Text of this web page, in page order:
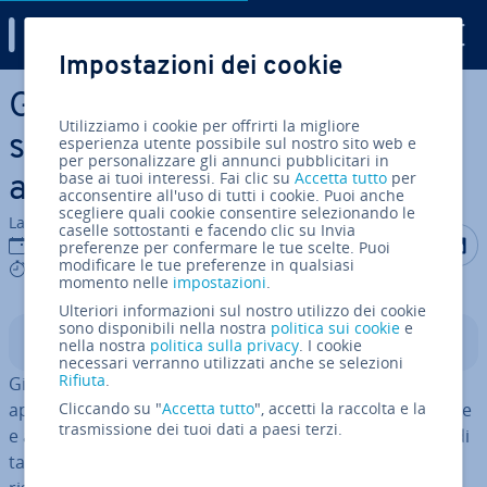
Vai al contenuto prin­ci­pa­le
GitOps: tutto ciò che c’è da
sapere sull’in­fra­strut­tu­ra IT
au­to­ma­tiz­za­ta
La redazione di IONOS
03 nov 2022
6 mins
Condividi
Indice
GitOps è un framework operativo che mediante un
approccio di­chia­ra­ti­vo permette di gestire in­fra­strut­tu­re
e ap­pli­ca­zio­ni e di con­trol­lar­le grazie a Git. Gli obiettivi di
tale metodo sono l’au­to­ma­zio­ne dei processi, il
Impostazioni dei cookie
Utilizziamo i cookie per offrirti la migliore
esperienza utente possibile sul nostro sito web e
per personalizzare gli annunci pubblicitari in
base ai tuoi interessi. Fai clic suAccetta tutto per
acconsentire all'uso di tutti i cookie. Puoi anche
scegliere quali cookie consentire selezionando le
caselle sottostanti e facendo clic su Invia
preferenze per confermare le tue scelte. Puoi
modificare le tue preferenze in qualsiasi
momento nelle impostazioni.
Ulteriori informazioni sul nostro utilizzo dei cookie
sono disponibili nella nostra politica sui cookie e
nella nostra politica sulla privacy. I cookie
necessari verranno utilizzati anche se selezioni
Rifiuta.
Cliccando su "Accetta tutto", accetti la raccolta e la
trasmissione dei tuoi dati a paesi terzi.